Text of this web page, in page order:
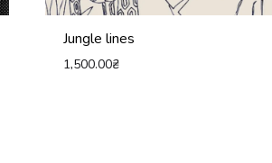
Jungle lines
1,500.00₴